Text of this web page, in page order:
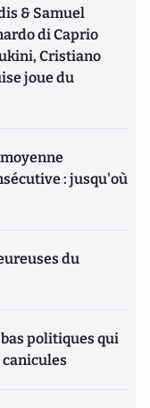
& Samuel
di Caprio
Cristiano
joue du
: jusqu'où
du
politiques qui